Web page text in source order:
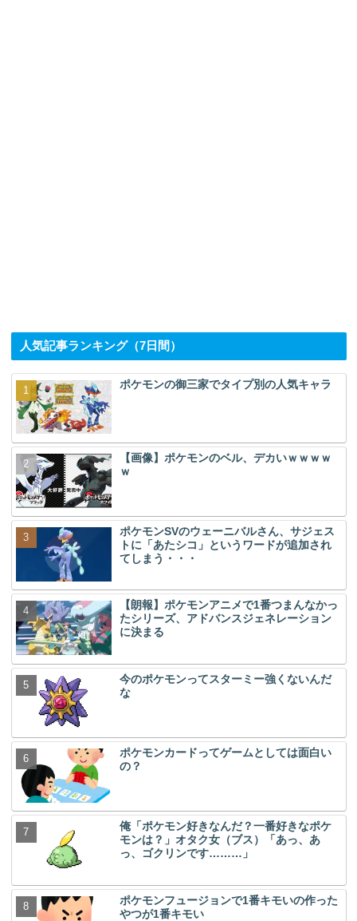
人気記事ランキング（7日間）
ポケモンの御三家でタイプ別の人気キャラ
【画像】ポケモンのベル、デカいｗｗｗｗ
ｗ
ポケモンSVのウェーニバルさん、サジェス
トに「あたシコ」というワードが追加され
てしまう・・・
【朗報】ポケモンアニメで1番つまんなかっ
たシリーズ、アドバンスジェネレーション
に決まる
今のポケモンってスターミー強くないんだ
な
ポケモンカードってゲームとしては面白い
の？
俺「ポケモン好きなんだ？一番好きなポケ
モンは？」オタク女（ブス）「あっ、あ
っ、ゴクリンです………」
ポケモンフュージョンで1番キモいの作った
やつが1番キモい